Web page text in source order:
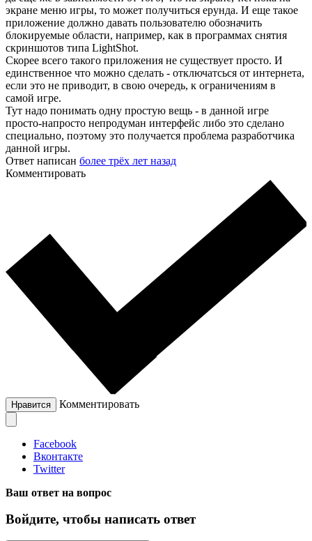
экране меню игры, то может получиться ерунда. И еще такое
приложение должно давать пользователю обозначить
блокируемые области, например, как в программах снятия
скриншотов типа LightShot.
Скорее всего такого приложения не существует просто. И
единственное что можно сделать - отключатсься от интернета,
если это не приводит, в свою очередь, к ограничениям в
самой игре.
Тут надо понимать одну простую вещь - в данной игре
просто-напросто непродуман интерфейс либо это сделано
специально, поэтому это получается проблема разработчика
данной игры.
Ответ написан более трёх лет назад
Комментировать
Нравится Комментировать
Facebook
Вконтакте
Twitter
Ваш ответ на вопрос
Войдите, чтобы написать ответ